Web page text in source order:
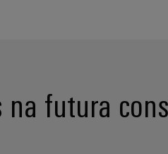
na futura